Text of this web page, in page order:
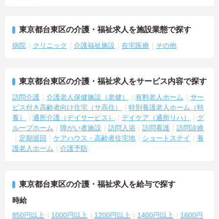
東京都台東区の介護・福祉求人を施設業態で探す
病院 クリニック 介護福祉施設 在宅医療 その他
東京都台東区の介護・福祉求人をサービス内容で探す
訪問介護 介護老人保健施設（老健） 有料老人ホーム
サー
ビス付き高齢者向け住宅（サ高住）
特別養護老人ホーム（特
養）
通所介護（デイサービス） デイケア（通所リハ）
グ
ループホーム
障がい者施設 訪問入浴 訪問看護
訪問診療
定期巡回
ケアハウス・高齢者住宅地 ショートステイ
養
護老人ホーム
介護予防
東京都台東区の介護・福祉求人を給与で探す
時給
850円以上 1000円以上 1200円以上 1400円以上 1600円